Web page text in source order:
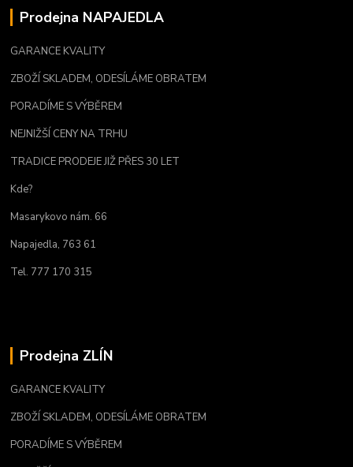
Prodejna NAPAJEDLA
GARANCE KVALITY
ZBOŽÍ SKLADEM, ODESÍLÁME OBRATEM
PORADÍME S VÝBĚREM
NEJNIŽŠÍ CENY NA TRHU
TRADICE PRODEJE JIŽ PŘES 30 LET
Kde?
Masarykovo nám. 66
Napajedla, 763 61
Tel. 777 170 315
Prodejna ZLÍN
GARANCE KVALITY
ZBOŽÍ SKLADEM, ODESÍLÁME OBRATEM
PORADÍME S VÝBĚREM